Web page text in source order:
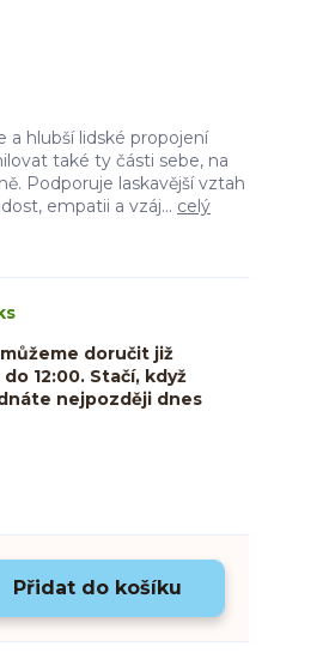
a hlubší lidské propojení
také ty části sebe, na
Podporuje laskavější vztah
empatii a vzáj... celý
doručit již
do 12:00. Stačí, když
nejpozději dnes
Přidat do košíku